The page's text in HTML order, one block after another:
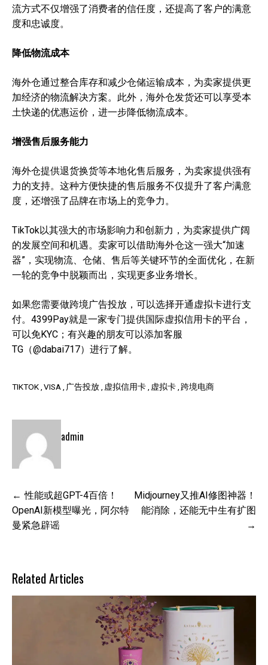
流方式不仅增强了消费者的信任度，还提高了客户的满意
度和忠诚度。
降低物流成本
海外仓通过整合库存和减少仓储运输成本，为卖家提供更
加经济的物流解决方案。此外，海外仓发货还可以享受本
土快递的优惠运价，进一步降低物流成本。
增强售后服务能力
海外仓提供退货换货等本地化售后服务，为卖家提供强有
力的支持。这种方便快捷的售后服务不仅提升了客户满意
度，还增强了品牌在市场上的竞争力。
TikTok以其强大的市场影响力和创新力，为卖家提供广阔
的发展空间和机遇。卖家可以借助海外仓这一强大“加速
器”，实现物流、仓储、售后等关键环节的全面优化，在新
一轮的竞争中脱颖而出，实现更多业务增长。
如果您需要做跨境广告投放，可以选择开通虚拟卡进行支
付。4399Pay就是一家专门提供国际虚拟信用卡的平台，
可以免KYC；有兴趣的朋友可以添加客服
TG（@dabai717）进行了解。
TIKTOK VISA 广告投放 虚拟信用卡 虚拟卡 跨境电商
admin
文
章
导
性能或超GPT-4百倍！
OpenAI新模型曝光，阿尔特
曼紧急辟谣
Midjourney又推AI修图神器！
能消除，还能无中生有扩图
Related Articles